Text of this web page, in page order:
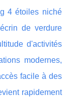
4 étoiles niché
de verdure
d'activités
modernes,
facile à des
rapidement